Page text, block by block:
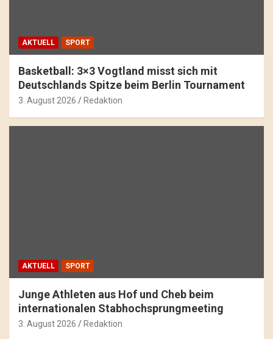
AKTUELL SPORT
Basketball: 3×3 Vogtland misst sich mit
Deutschlands Spitze beim Berlin Tournament
3. August 2026 Redaktion
AKTUELL SPORT
Junge Athleten aus Hof und Cheb beim
internationalen Stabhochsprungmeeting
3. August 2026 Redaktion